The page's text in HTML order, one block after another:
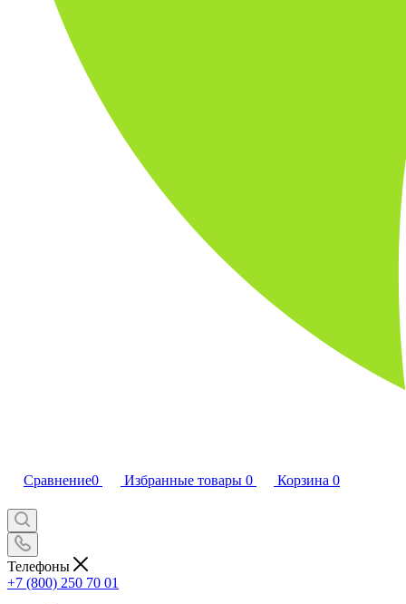
Сравнение0 Избранные товары 0 Корзина 0
Телефоны
+7 (800) 250 70 01